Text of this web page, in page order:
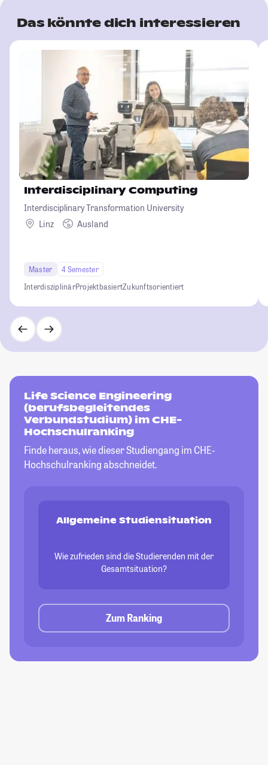
Das könnte dich interessieren
Interdisciplinary Computing
Interdisciplinary Transformation University
Linz
Ausland
Master
4 Semester
InterdisziplinärProjektbasiertZukunftsorientiert
Life Science Engineering
(berufsbegleitendes
Verbundstudium) im CHE-
Hochschulranking
Finde heraus, wie dieser Studiengang im CHE-
Hochschulranking abschneidet.
Allgemeine Studiensituation
Wie zufrieden sind die Studierenden mit der
Gesamtsituation?
Zum Ranking